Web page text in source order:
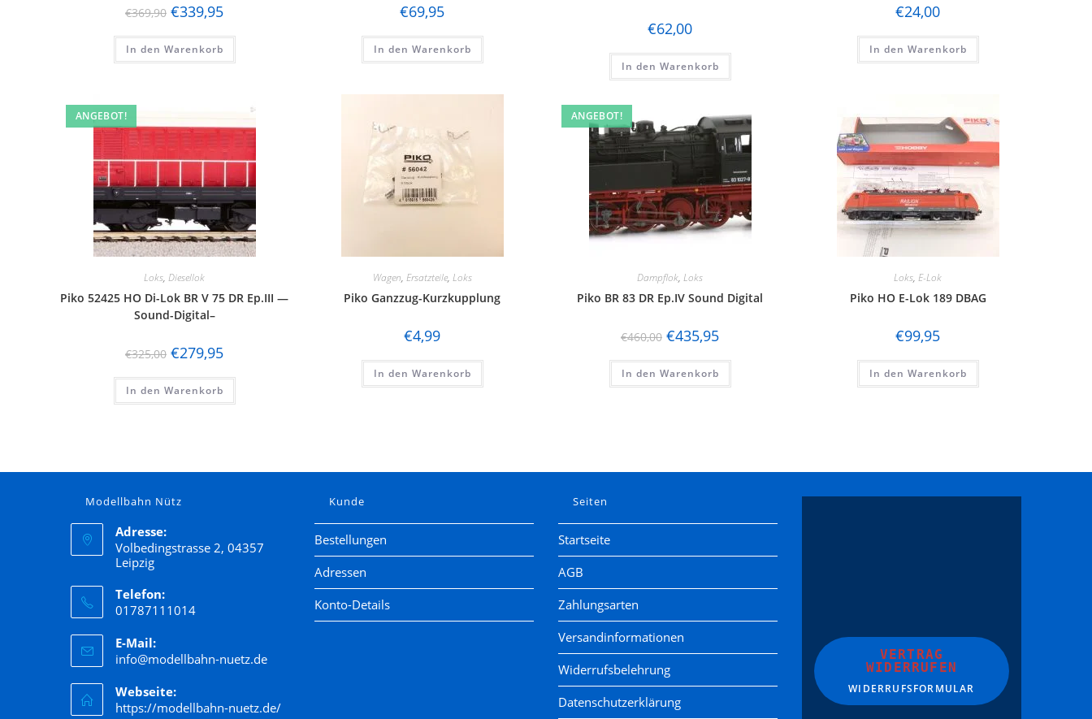
€369,90 €339,95
In den Warenkorb
€69,95
In den Warenkorb
€62,00
In den Warenkorb
€24,00
In den Warenkorb
ANGEBOT!
Loks, Diesellok
Piko 52425 HO Di-Lok BR V 75 DR Ep.III —
Sound-Digital–
€325,00 €279,95
In den Warenkorb
Wagen, Ersatzteile, Loks
Piko Ganzzug-Kurzkupplung
€4,99
In den Warenkorb
ANGEBOT!
Dampflok, Loks
Piko BR 83 DR Ep.IV Sound Digital
€460,00 €435,95
In den Warenkorb
Loks, E-Lok
Piko HO E-Lok 189 DBAG
€99,95
In den Warenkorb
Modellbahn Nütz
Adresse:
Volbedingstrasse 2, 04357
Leipzig
Telefon:
01787111014
E-Mail:
info@modellbahn-nuetz.de
Webseite:
https://modellbahn-nuetz.de/
Kunde
Bestellungen
Adressen
Konto-Details
Seiten
Startseite
AGB
Zahlungsarten
Versandinformationen
Widerrufsbelehrung
Datenschutzerklärung
VERTRAG
WIDERRUFEN
WIDERRUFSFORMULAR